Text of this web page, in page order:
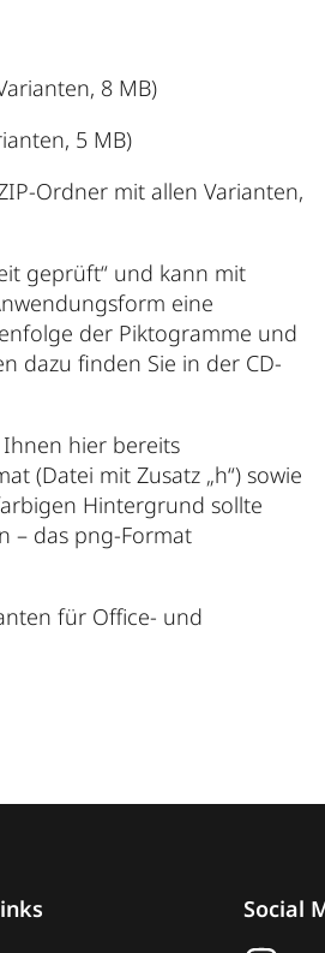
8 MB)
5 MB)
Ordner mit allen Varianten,
geprüft“ und kann mit
eine
der Piktogramme und
dazu finden Sie in der CD-
hier bereits
(Datei mit Zusatz „h“) sowie
Hintergrund sollte
– das png-Format
für Office- und
Social